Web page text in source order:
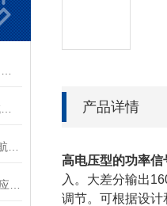
产品详情
高电压型的功率信
入。大差分输出
调节。可根据设计